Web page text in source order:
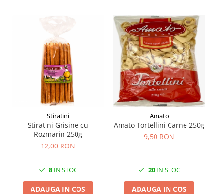
Stiratini
Stiratini Grisine cu
Rozmarin 250g
12,00 RON
8IN STOC
ADAUGA IN COS
Amato
Amato Tortellini Carne 250g
9,50 RON
20 IN STOC
ADAUGA IN COS